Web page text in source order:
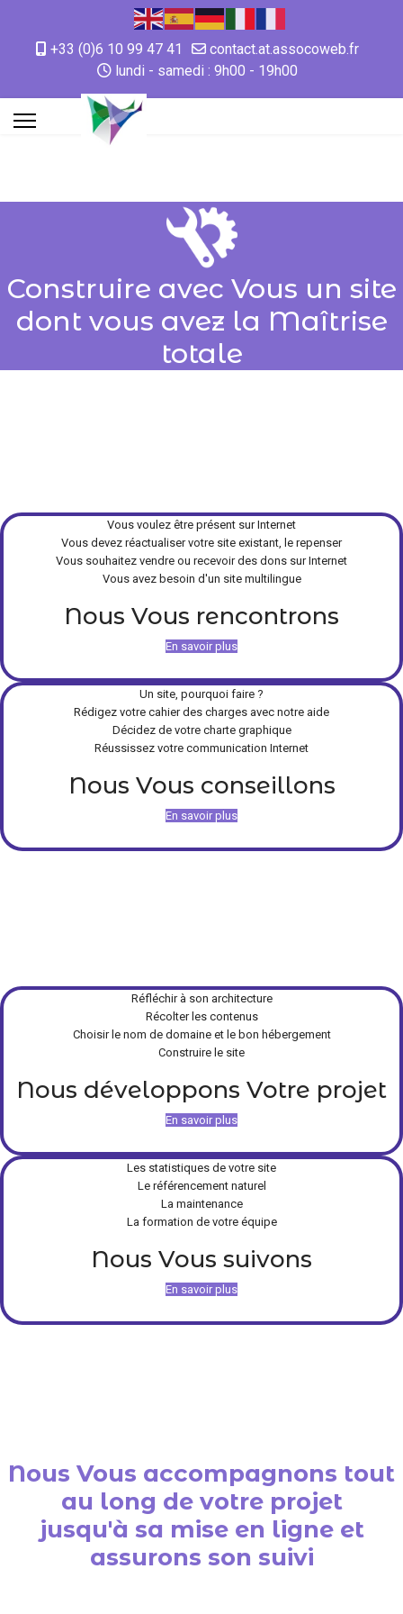
+33 (0)6 10 99 47 41
contact.at.assocoweb.fr
lundi - samedi : 9h00 - 19h00
Construire avec Vous un site
dont vous avez la Maîtrise
totale
Vous voulez être présent sur Internet
Vous devez réactualiser votre site existant, le repenser
Vous souhaitez vendre ou recevoir des dons sur Internet
Vous avez besoin d'un site multilingue
Nous Vous rencontrons
En savoir plus
Un site, pourquoi faire ?
Rédigez votre cahier des charges avec notre aide
Décidez de votre charte graphique
Réussissez votre communication Internet
Nous Vous conseillons
En savoir plus
Réfléchir à son architecture
Récolter les contenus
Choisir le nom de domaine et le bon hébergement
Construire le site
Nous développons Votre projet
En savoir plus
Les statistiques de votre site
Le référencement naturel
La maintenance
La formation de votre équipe
Nous Vous suivons
En savoir plus
Nous Vous accompagnons tout
au long de votre projet
jusqu'à sa mise en ligne et
assurons son suivi